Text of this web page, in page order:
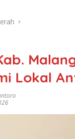
Lokal